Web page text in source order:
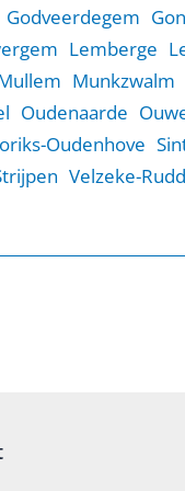
Godveerdegem
Lemberge
Munkzwalm
Oudenaarde
Oudenhove
Velzeke-